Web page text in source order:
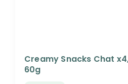
Creamy Snacks Chat
60g